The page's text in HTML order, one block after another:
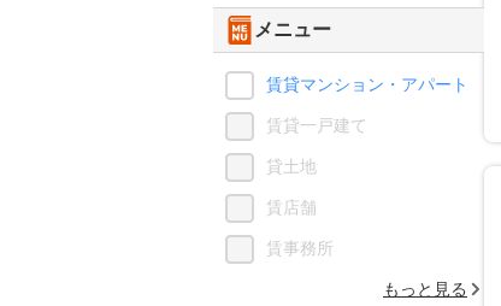
メニュー
賃貸マンション・アパート
賃貸一戸建て
貸土地
賃店舗
賃事務所
もっと見る